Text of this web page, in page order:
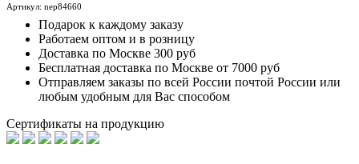
Артикул: nep84660
Подарок к каждому заказу
Работаем оптом и в розницу
Доставка по Москве 300 руб
Бесплатная доставка по Москве от 7000 руб
Отправляем заказы по всей России почтой России или
любым удобным для Вас способом
Сертификаты на продукцию